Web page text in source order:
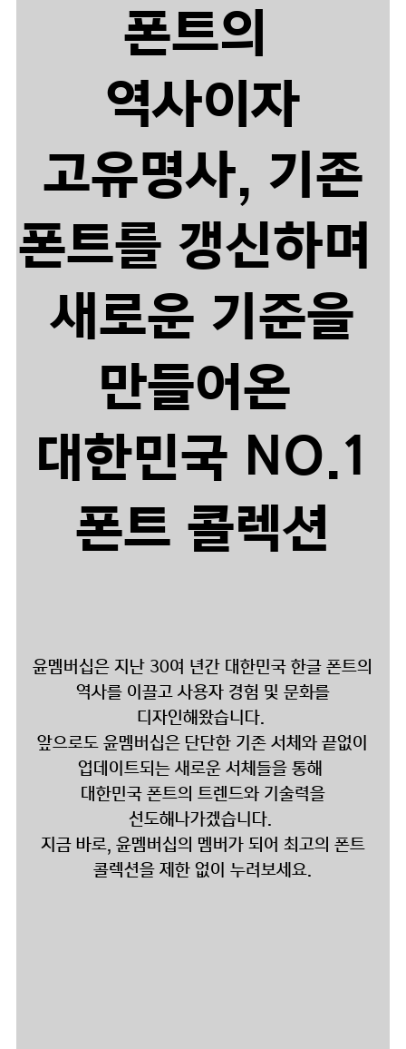
폰트의
역사이자
고유명사, 기존
폰트를 갱신하며
새로운 기준을
만들어온
대한민국 NO.1
폰트 콜렉션
윤멤버십은 지난 30여 년간 대한민국 한글 폰트의
역사를 이끌고 사용자 경험 및 문화를
디자인해왔습니다.
앞으로도 윤멤버십은 단단한 기존 서체와 끝없이
업데이트되는 새로운 서체들을 통해
대한민국 폰트의 트렌드와 기술력을
선도해나가겠습니다.
지금 바로, 윤멤버십의 멤버가 되어 최고의 폰트
콜렉션을 제한 없이 누려보세요.